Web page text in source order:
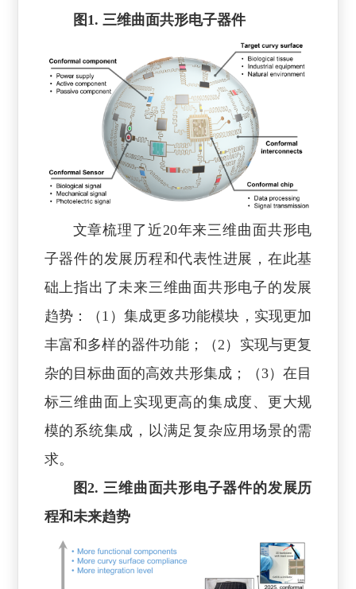
图1. 三维曲面共形电子器件
文章梳理了近20年来三维曲面共形电
子器件的发展历程和代表性进展，在此基
础上指出了未来三维曲面共形电子的发展
趋势：（1）集成更多功能模块，实现更加
丰富和多样的器件功能；（2）实现与更复
杂的目标曲面的高效共形集成；（3）在目
标三维曲面上实现更高的集成度、更大规
模的系统集成，以满足复杂应用场景的需
求。
图2. 三维曲面共形电子器件的发展历
程和未来趋势